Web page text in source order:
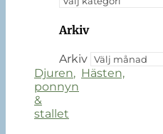
Arkiv
Arkiv
Djuren, Hästen,
ponnyn
&
stallet